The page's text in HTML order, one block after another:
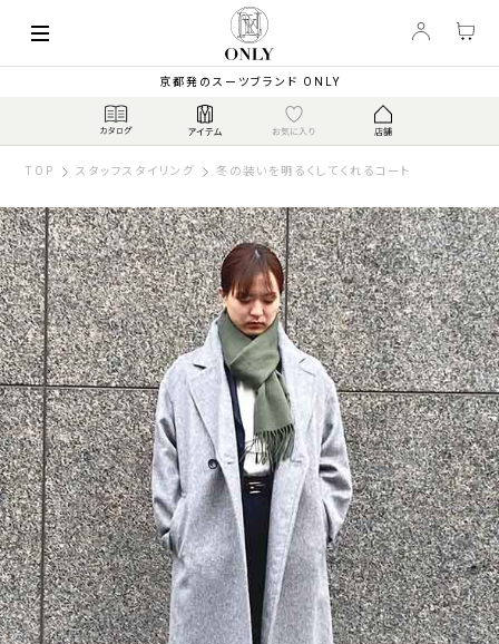
京都発のスーツブランド ONLY
TOP スタッフスタイリング 冬の装いを明るくしてくれるコート